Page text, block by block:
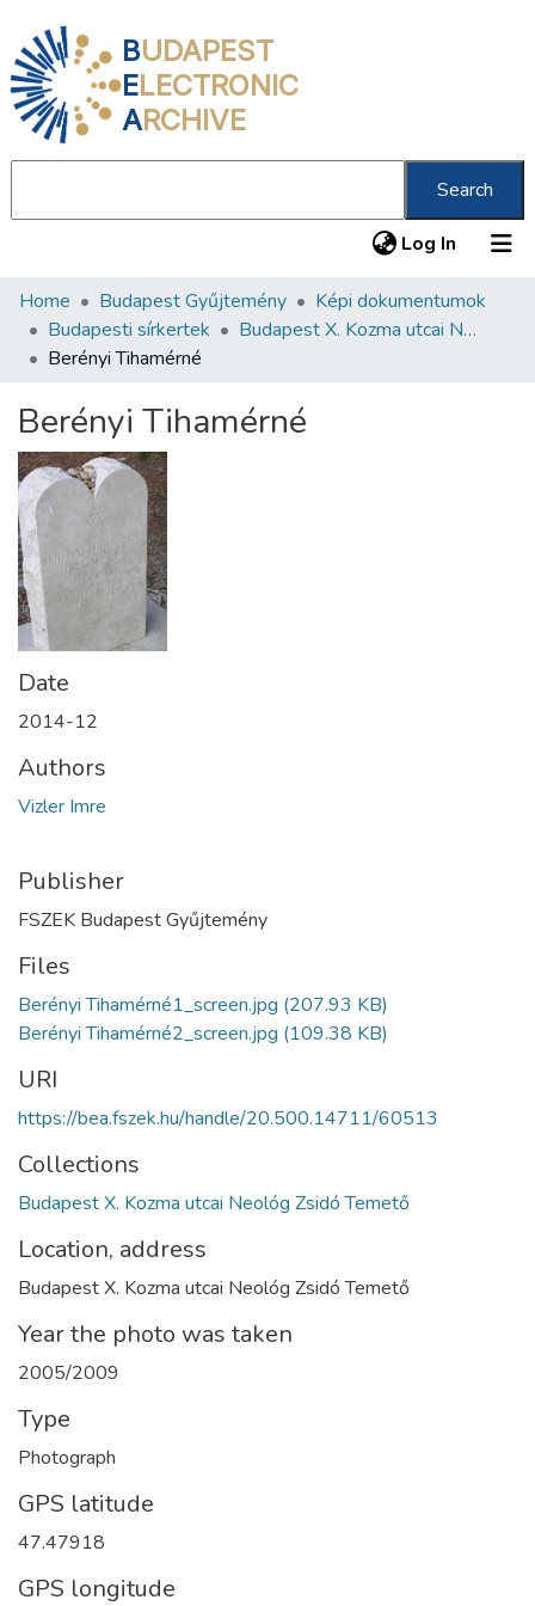
BUDAPEST
ELECTRONIC
ARCHIVE
Search
Log In (current)
Communities & Collections
All of DSpace
About us
Home Budapest Gyűjtemény
Képi dokumentumok
Budapesti sírkertek
Budapest X. Kozma utcai Neológ Zsidó Temető
Berényi Tihamérné
Berényi Tihamérné
Date
2014-12
Authors
Vizler Imre
Publisher
FSZEK Budapest Gyűjtemény
Files
Berényi Tihamérné1_screen.jpg (207.93 KB)
Berényi Tihamérné2_screen.jpg (109.38 KB)
URI
https://bea.fszek.hu/handle/20.500.14711/60513
Collections
Budapest X. Kozma utcai Neológ Zsidó Temető
Location, address
Budapest X. Kozma utcai Neológ Zsidó Temető
Year the photo was taken
2005/2009
Type
Photograph
GPS latitude
47.47918
GPS longitude